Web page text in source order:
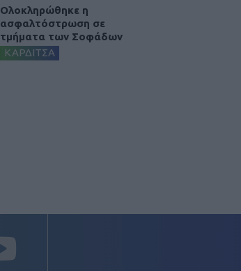
Ολοκληρώθηκε η
ασφαλτόστρωση σε
τμήματα των Σοφάδων
ΚΑΡΔΙΤΣΑ